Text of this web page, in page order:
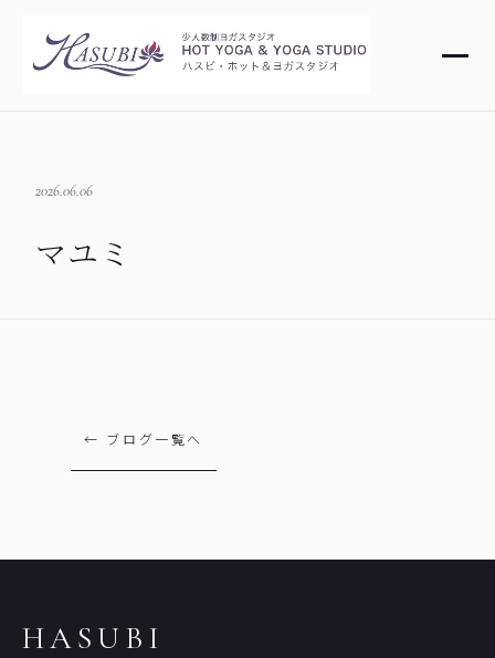
2026.06.06
マユミ
← ブログ一覧へ
HASUBI